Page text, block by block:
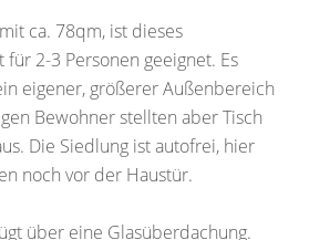
ca. 78qm, ist dieses
2-3 Personen geeignet. Es
eigener, größerer Außenbereich
Bewohner stellten aber Tisch
Die Siedlung ist autofrei, hier
noch vor der Haustür.
über eine Glasüberdachung.